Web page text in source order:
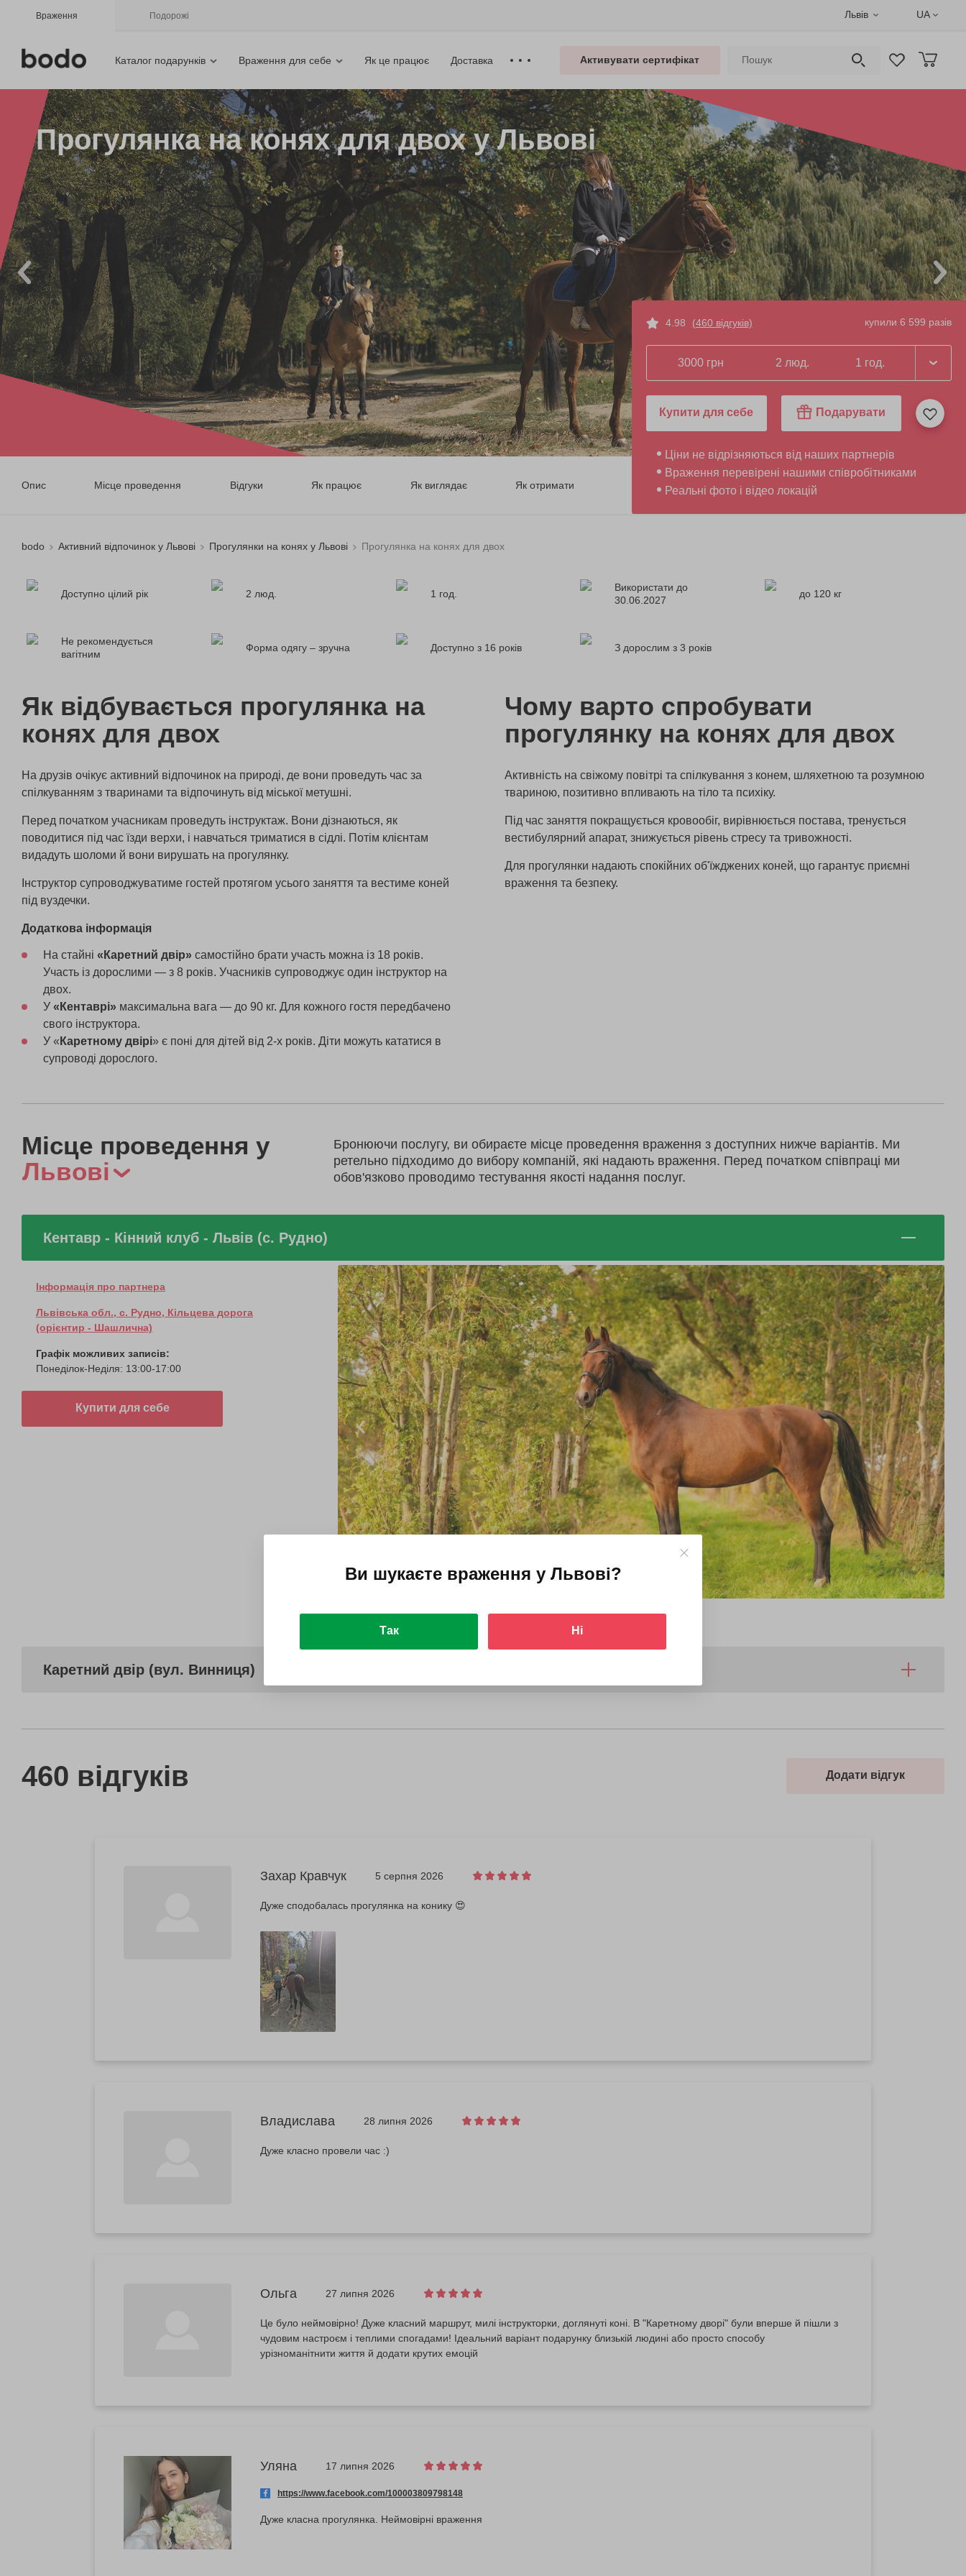
Враження Подорожі Львів UA
Каталог подарунків Враження для себе Як це працює Доставка Активувати сертифікат
Прогулянка на конях для двох у Львові
Опис Місце проведення Відгуки Як працює Як виглядає Як отримати
4.98 (460 відгуків) купили 6 599 разів
3000 грн 2 люд. 1 год.
Купити для себе Подарувати
Ціни не відрізняються від наших партнерів
Враження перевірені нашими співробітниками
Реальні фото і відео локацій
bodo Активний відпочинок у Львові Прогулянки на конях у Львові Прогулянка на конях для двох
Доступно цілий рік 2 люд. 1 год.
Використати до
30.06.2027
до 120 кг
Не рекомендується
вагітним
Форма одягу – зручна Доступно з 16 років З дорослим з 3 років
Як відбувається прогулянка на
конях для двох
На друзів очікує активний відпочинок на природі, де вони проведуть час за
спілкуванням з тваринами та відпочинуть від міської метушні.
Перед початком учасникам проведуть інструктаж. Вони дізнаються, як
поводитися під час їзди верхи, і навчаться триматися в сідлі. Потім клієнтам
видадуть шоломи й вони вирушать на прогулянку.
Інструктор супроводжуватиме гостей протягом усього заняття та вестиме коней
під вуздечки.
Додаткова інформація
На стайні «Каретний двір» самостійно брати участь можна із 18 років.
Участь із дорослими — з 8 років. Учасників супроводжує один інструктор на
двох.
У «Кентаврі» максимальна вага — до 90 кг. Для кожного гостя передбачено
свого інструктора.
У « Каретному двірі» є поні для дітей від 2-х років. Діти можуть кататися в
супроводі дорослого.
Чому варто спробувати
прогулянку на конях для двох
Активність на свіжому повітрі та спілкування з конем, шляхетною та розумною
твариною, позитивно впливають на тіло та психіку.
Під час заняття покращується кровообіг, вирівнюється постава, тренується
вестибулярний апарат, знижується рівень стресу та тривожності.
Для прогулянки надають спокійних об'їжджених коней, що гарантує приємні
враження та безпеку.
Місце проведення у
Львові
Бронюючи послугу, ви обираєте місце проведення враження з доступних нижче варіантів. Ми
ретельно підходимо до вибору компаній, які надають враження. Перед початком співпраці ми
обов'язково проводимо тестування якості надання послуг.
Кентавр - Кінний клуб - Львів (с. Рудно)
Інформація про партнера
Львівська обл., с. Рудно, Кільцева дорога
(орієнтир - Шашлична)
Графік можливих записів:
Понеділок-Неділя: 13:00-17:00
Купити для себе
Каретний двір (вул. Винниця)
460 відгуків Додати відгук
Захар Кравчук 5 серпня 2026
Дуже сподобалась прогулянка на конику 😍
Владислава 28 липня 2026
Дуже класно провели час :)
Ольга 27 липня 2026
Це було неймовірно! Дуже класний маршрут, милі інструкторки, доглянуті коні. В "Каретному дворі" були вперше й пішли з
чудовим настроєм і теплими спогадами! Ідеальний варіант подарунку близькій людині або просто способу
урізноманітнити життя й додати крутих емоцій
Уляна 17 липня 2026
https://www.facebook.com/100003809798148
Дуже класна прогулянка. Неймовірні враження
Ви шукаєте враження у Львові?
Так Ні